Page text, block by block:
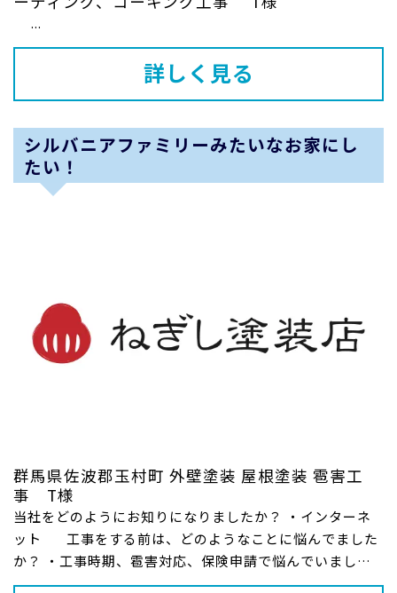
...
詳しく見る
シルバニアファミリーみたいなお家にし
たい！
群馬県佐波郡玉村町 外壁塗装 屋根塗装 雹害工
事 T様
当社をどのようにお知りになりましたか？ ・インターネ
ット 工事をする前は、どのようなことに悩んでました
か？ ・工事時期、雹害対応、保険申請で悩んでいまし
た。 ・孫が...